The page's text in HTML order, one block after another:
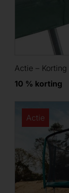
Actie –
10 % korting
Actie